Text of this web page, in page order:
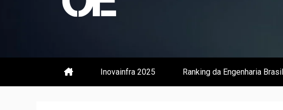
Revista | O
Inovainfra 2025 Ranking da Engenharia